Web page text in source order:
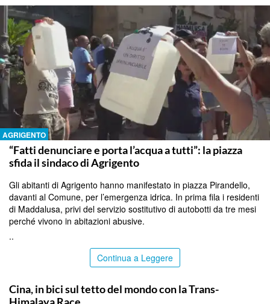
AGRIGENTO
“Fatti denunciare e porta l’acqua a tutti”: la piazza
sfida il sindaco di Agrigento
Gli abitanti di Agrigento hanno manifestato in piazza Pirandello,
davanti al Comune, per l’emergenza idrica. In prima fila i residenti
di Maddalusa, privi del servizio sostitutivo di autobotti da tre mesi
perché vivono in abitazioni abusive.
..
Continua a Leggere
Cina, in bici sul tetto del mondo con la Trans-